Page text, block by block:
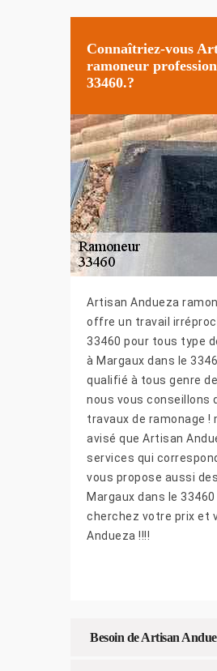
Connaîtriez-vous
ramoneur
33460.?
Artisan Andueza
offre un travail
33460 pour tous type
à Margaux dans le
qualifié à tous genre
nous vous conseillons
travaux de ramonage
avisé que Artisan
services qui
vous propose aussi
Margaux dans le 33460
cherchez votre prix et
Andueza !!!!
Besoin de Artisan